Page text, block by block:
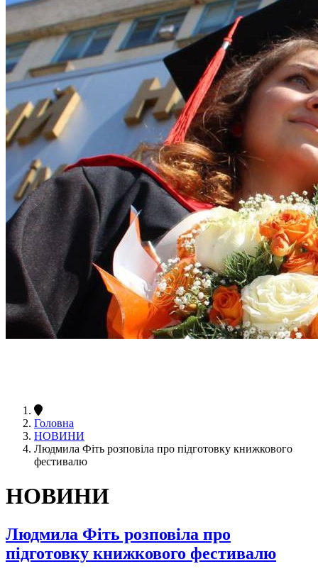
Головна
НОВИНИ
Людмила Фіть розповіла про підготовку книжкового
фестивалю
НОВИНИ
Людмила Фіть розповіла про
підготовку книжкового фестивалю